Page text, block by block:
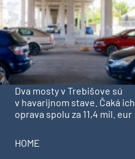
Dva mosty v Trebišove sú
v havarijnom stave. Čaká ich
oprava spolu za 11,4 mil. eur
HOME